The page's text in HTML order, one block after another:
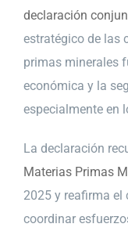
declaración
estratégico de las
primas minerales
económica y la
especialmente en
La declaración
Materias Primas
2025 y reafirma el
coordinar